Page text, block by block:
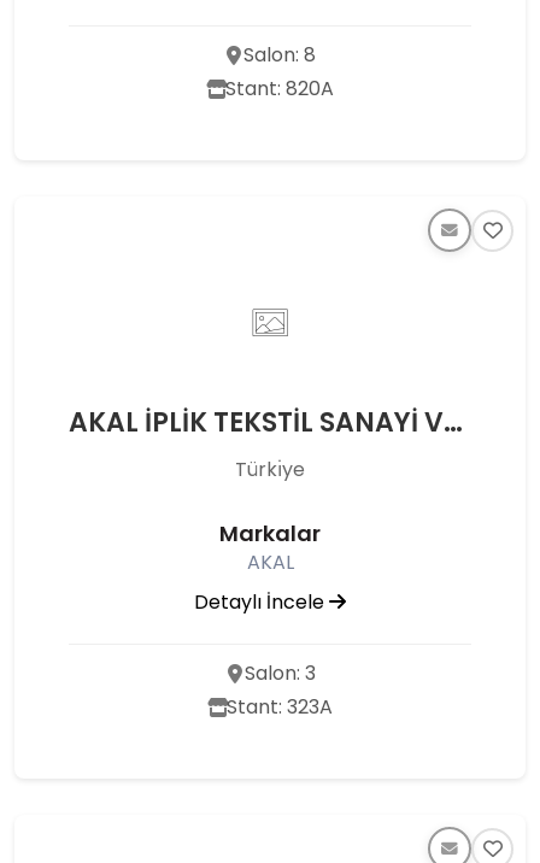
Salon: 8
Stant: 820A
AKAL İPLİK TEKSTİL SANAYİ VE TİCARET ANONİM ŞİRKETİ
Türkı̇ye
Markalar
AKAL
Detaylı İncele
Salon: 3
Stant: 323A